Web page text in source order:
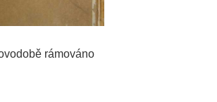
rámováno